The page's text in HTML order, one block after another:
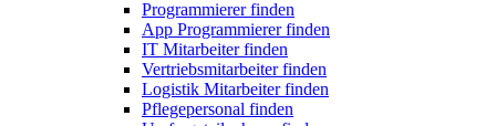
Programmierer finden
App Programmierer finden
IT Mitarbeiter finden
Vertriebsmitarbeiter finden
Logistik Mitarbeiter finden
Pflegepersonal finden